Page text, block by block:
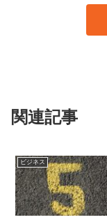
関連記事
ビジネス